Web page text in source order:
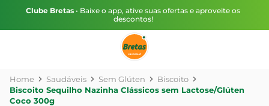
Clube Bretas • Baixe o app, ative suas ofertas e aproveite os
descontos!
Saudáveis Sem Glúten
Biscoito
Biscoito Sequilho Nazinha Clássicos sem Lactose/Glúten
Coco 300g